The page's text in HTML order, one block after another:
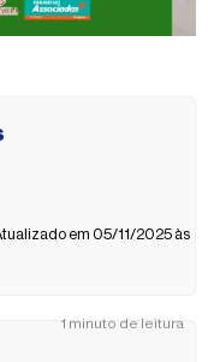
1 minuto de leitura
em 05/11/2025 às